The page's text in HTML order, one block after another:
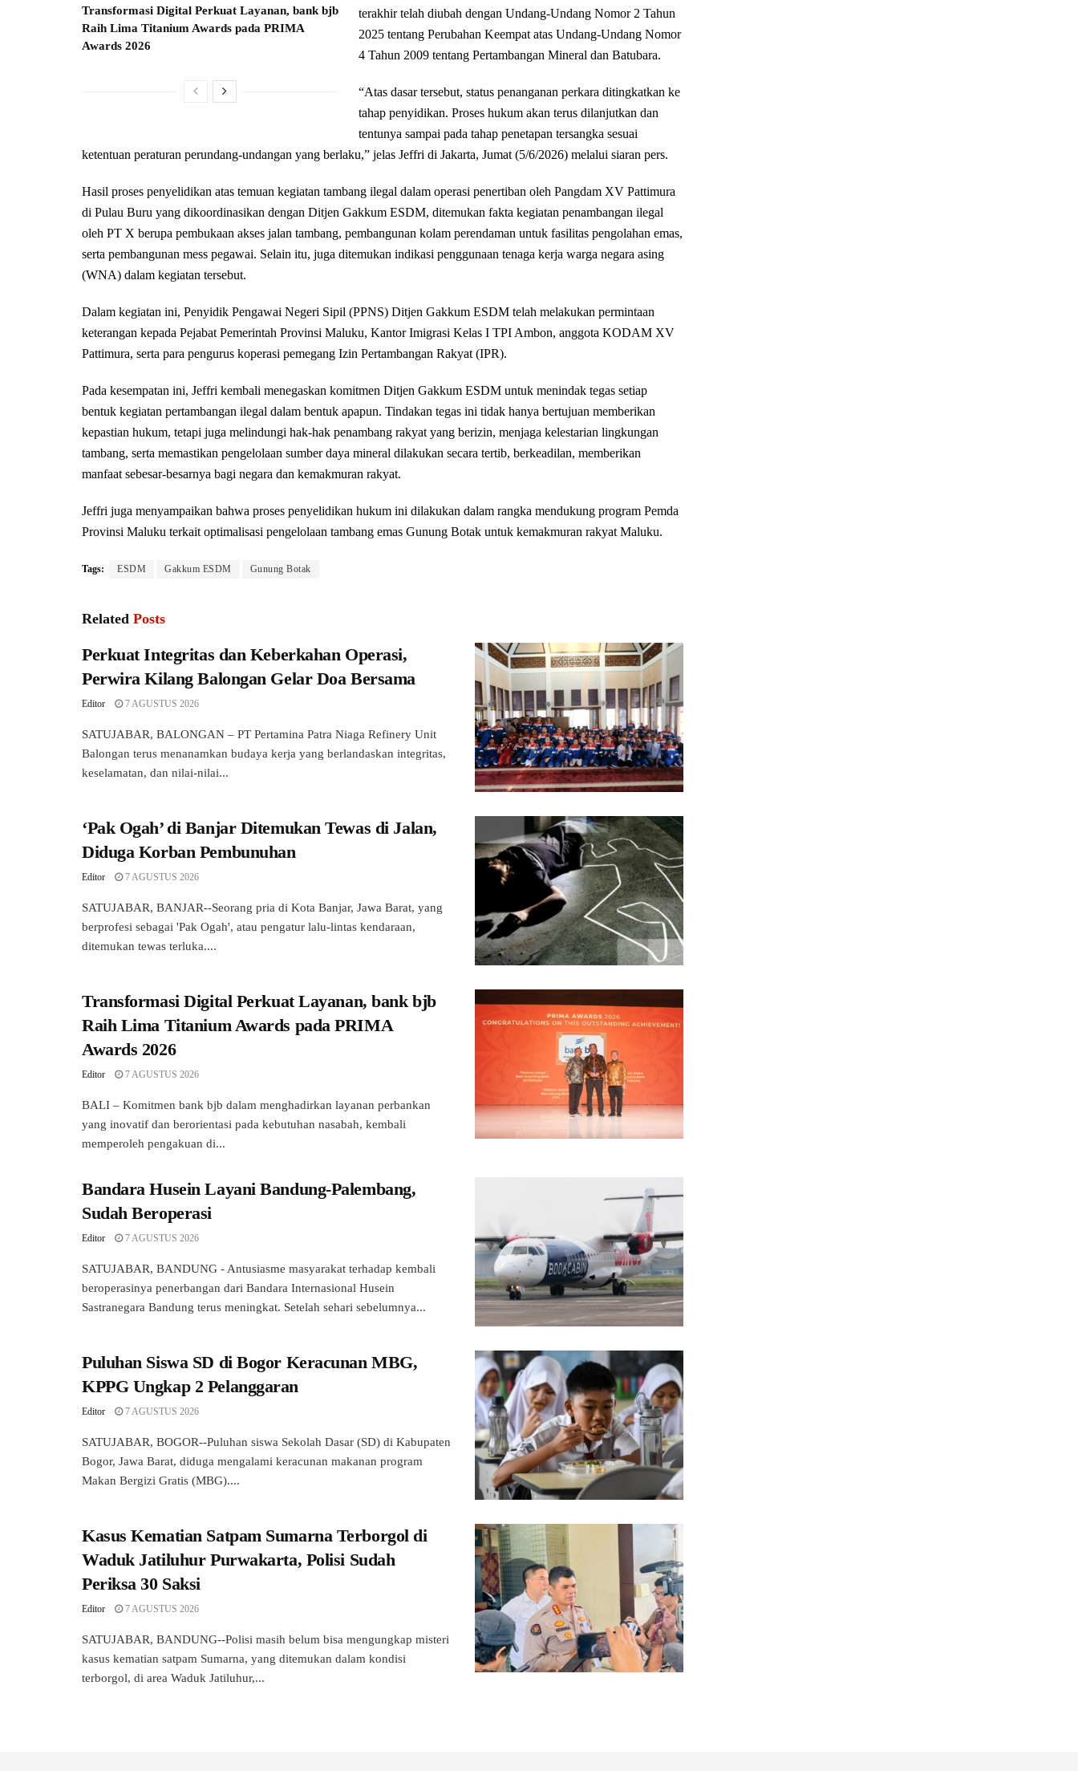
Transformasi Digital Perkuat Layanan, bank bjb
Raih Lima Titanium Awards pada PRIMA
Awards 2026
terakhir telah diubah dengan Undang-Undang Nomor 2 Tahun
2025 tentang Perubahan Keempat atas Undang-Undang Nomor
4 Tahun 2009 tentang Pertambangan Mineral dan Batubara.
“Atas dasar tersebut, status penanganan perkara ditingkatkan ke
tahap penyidikan. Proses hukum akan terus dilanjutkan dan
tentunya sampai pada tahap penetapan tersangka sesuai
ketentuan peraturan perundang-undangan yang berlaku,” jelas Jeffri di Jakarta, Jumat (5/6/2026) melalui siaran pers.
Hasil proses penyelidikan atas temuan kegiatan tambang ilegal dalam operasi penertiban oleh Pangdam XV Pattimura
di Pulau Buru yang dikoordinasikan dengan Ditjen Gakkum ESDM, ditemukan fakta kegiatan penambangan ilegal
oleh PT X berupa pembukaan akses jalan tambang, pembangunan kolam perendaman untuk fasilitas pengolahan emas,
serta pembangunan mess pegawai. Selain itu, juga ditemukan indikasi penggunaan tenaga kerja warga negara asing
(WNA) dalam kegiatan tersebut.
Dalam kegiatan ini, Penyidik Pengawai Negeri Sipil (PPNS) Ditjen Gakkum ESDM telah melakukan permintaan
keterangan kepada Pejabat Pemerintah Provinsi Maluku, Kantor Imigrasi Kelas I TPI Ambon, anggota KODAM XV
Pattimura, serta para pengurus koperasi pemegang Izin Pertambangan Rakyat (IPR).
Pada kesempatan ini, Jeffri kembali menegaskan komitmen Ditjen Gakkum ESDM untuk menindak tegas setiap
bentuk kegiatan pertambangan ilegal dalam bentuk apapun. Tindakan tegas ini tidak hanya bertujuan memberikan
kepastian hukum, tetapi juga melindungi hak-hak penambang rakyat yang berizin, menjaga kelestarian lingkungan
tambang, serta memastikan pengelolaan sumber daya mineral dilakukan secara tertib, berkeadilan, memberikan
manfaat sebesar-besarnya bagi negara dan kemakmuran rakyat.
Jeffri juga menyampaikan bahwa proses penyelidikan hukum ini dilakukan dalam rangka mendukung program Pemda
Provinsi Maluku terkait optimalisasi pengelolaan tambang emas Gunung Botak untuk kemakmuran rakyat Maluku.
Tags: ESDM Gakkum ESDM Gunung Botak
Related Posts
Perkuat Integritas dan Keberkahan Operasi,
Perwira Kilang Balongan Gelar Doa Bersama
Editor 7 AGUSTUS 2026
SATUJABAR, BALONGAN – PT Pertamina Patra Niaga Refinery Unit
Balongan terus menanamkan budaya kerja yang berlandaskan integritas,
keselamatan, dan nilai-nilai...
‘Pak Ogah’ di Banjar Ditemukan Tewas di Jalan,
Diduga Korban Pembunuhan
Editor 7 AGUSTUS 2026
SATUJABAR, BANJAR--Seorang pria di Kota Banjar, Jawa Barat, yang
berprofesi sebagai 'Pak Ogah', atau pengatur lalu-lintas kendaraan,
ditemukan tewas terluka....
Transformasi Digital Perkuat Layanan, bank bjb
Raih Lima Titanium Awards pada PRIMA
Awards 2026
Editor 7 AGUSTUS 2026
BALI – Komitmen bank bjb dalam menghadirkan layanan perbankan
yang inovatif dan berorientasi pada kebutuhan nasabah, kembali
memperoleh pengakuan di...
Bandara Husein Layani Bandung-Palembang,
Sudah Beroperasi
Editor 7 AGUSTUS 2026
SATUJABAR, BANDUNG - Antusiasme masyarakat terhadap kembali
beroperasinya penerbangan dari Bandara Internasional Husein
Sastranegara Bandung terus meningkat. Setelah sehari sebelumnya...
Puluhan Siswa SD di Bogor Keracunan MBG,
KPPG Ungkap 2 Pelanggaran
Editor 7 AGUSTUS 2026
SATUJABAR, BOGOR--Puluhan siswa Sekolah Dasar (SD) di Kabupaten
Bogor, Jawa Barat, diduga mengalami keracunan makanan program
Makan Bergizi Gratis (MBG)....
Kasus Kematian Satpam Sumarna Terborgol di
Waduk Jatiluhur Purwakarta, Polisi Sudah
Periksa 30 Saksi
Editor 7 AGUSTUS 2026
SATUJABAR, BANDUNG--Polisi masih belum bisa mengungkap misteri
kasus kematian satpam Sumarna, yang ditemukan dalam kondisi
terborgol, di area Waduk Jatiluhur,...